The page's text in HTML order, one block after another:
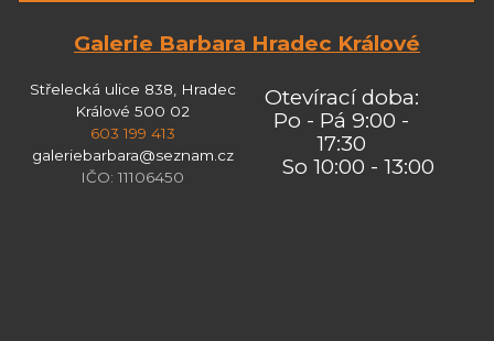
Galerie Barbara Hradec Králové
Střelecká ulice 838, Hradec
Králové 500 02
603 199 413
galeriebarbara@seznam.cz
IČO: 11106450
Otevírací doba:
Po - Pá 9:00 -
17:30
So 10:00 - 13:00